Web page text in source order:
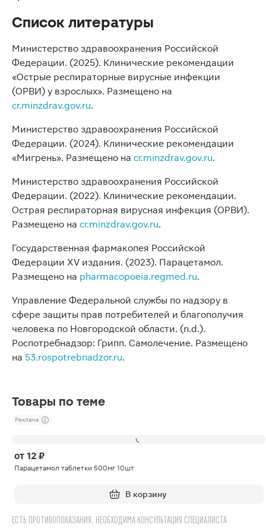
Список литературы
Министерство здравоохранения Российской
Федерации. (2025). Клинические рекомендации
«Острые респираторные вирусные инфекции
(ОРВИ) у взрослых». Размещено на
cr.minzdrav.gov.ru.
Министерство здравоохранения Российской
Федерации. (2024). Клинические рекомендации
«Мигрень». Размещено на cr.minzdrav.gov.ru.
Министерство здравоохранения Российской
Федерации. (2022). Клинические рекомендации.
Острая респираторная вирусная инфекция (ОРВИ).
Размещено на cr.minzdrav.gov.ru.
Государственная фармакопея Российской
Федерации XV издания. (2023). Парацетамол.
Размещено на pharmacopoeia.regmed.ru.
Управление Федеральной службы по надзору в
сфере защиты прав потребителей и благополучия
человека по Новгородской области. (n.d.).
Роспотребнадзор: Грипп. Самолечение. Размещено
на 53.rospotrebnadzor.ru.
Товары по теме
Реклама
от 12 ₽
Парацетамол таблетки 500мг 10шт
В корзину
ЕСТЬ ПРОТИВОПОКАЗАНИЯ. НЕОБХОДИМА КОНСУЛЬТАЦИЯ СПЕЦИАЛИСТА